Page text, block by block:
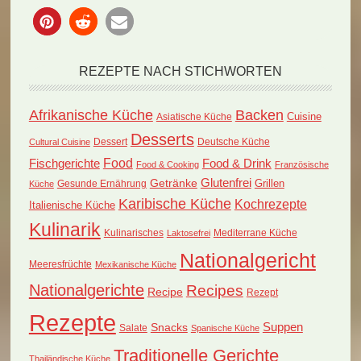
REZEPTE NACH STICHWORTEN
Afrikanische Küche Asiatische Küche Backen Cuisine
Cultural Cuisine Dessert Desserts Deutsche Küche
Fischgerichte Food Food & Cooking Food & Drink Französische
Küche Gesunde Ernährung Getränke Glutenfrei Grillen
Italienische Küche Karibische Küche Kochrezepte
Kulinarik Kulinarisches Laktosefrei Mediterrane Küche
Meeresfrüchte Mexikanische Küche Nationalgericht
Nationalgerichte Recipe Recipes Rezept
Rezepte Salate Snacks Spanische Küche Suppen
Thailändische Küche Traditionelle Gerichte